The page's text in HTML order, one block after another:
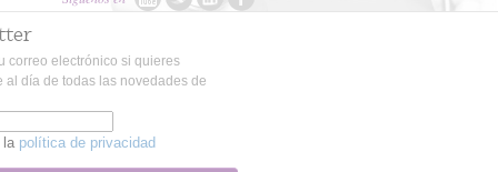
correo electrónico si quieres
al día de todas las novedades de
la política de privacidad